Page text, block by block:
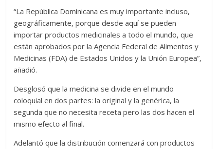
“La República Dominicana es muy importante incluso,
geográficamente, porque desde aquí se pueden
importar productos medicinales a todo el mundo, que
están aprobados por la Agencia Federal de Alimentos y
Medicinas (FDA) de Estados Unidos y la Unión Europea”,
añadió.
Desglosó que la medicina se divide en el mundo
coloquial en dos partes: la original y la genérica, la
segunda que no necesita receta pero las dos hacen el
mismo efecto al final.
Adelantó que la distribución comenzará con productos